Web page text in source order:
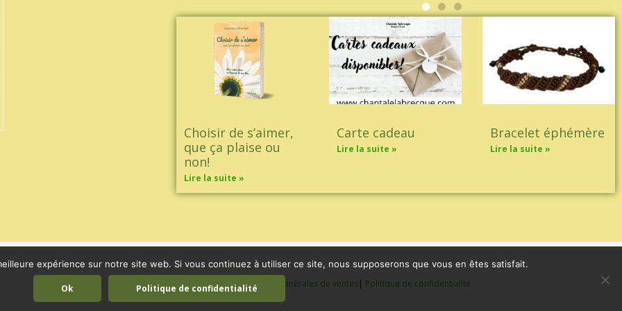
Choisir de s’aimer,
que ça plaise ou
non!
Lire la suite »
Carte cadeau
Lire la suite »
Bracelet éphémère
Lire la suite »
Mentions légales |Conditions générales de ventes| Politique de confidentialité
expérience sur notre site web. Si vous continuez à utiliser ce site, nous supposerons que vous en êtes satisfait.
Ok Politique de confidentialité